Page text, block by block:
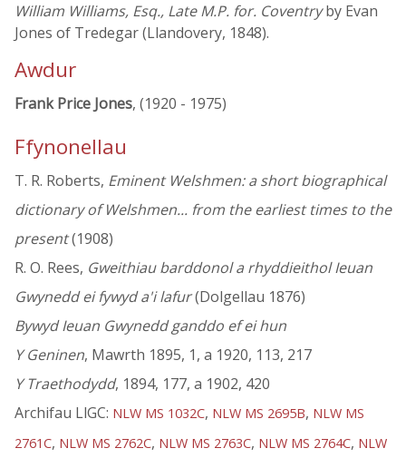
William Williams, Esq., Late M.P. for. Coventryby Evan
Jones of Tredegar (Llandovery, 1848).
Awdur
Frank Price Jones, (1920 - 1975)
Ffynonellau
T. R. Roberts, Eminent Welshmen: a short biographical
dictionary of Welshmen... from the earliest times to the
present(1908)
R. O. Rees, Gweithiau barddonol a rhyddieithol Ieuan
Gwynedd ei fywyd a'i lafur(Dolgellau 1876)
Bywyd Ieuan Gwynedd ganddo ef ei hun
Y Geninen, Mawrth 1895, 1, a 1920, 113, 217
Y Traethodydd, 1894, 177, a 1902, 420
Archifau LlGC: NLW MS 1032C, NLW MS 2695B, NLW MS
2761C, NLW MS 2762C, NLW MS 2763C, NLW MS 2764C, NLW